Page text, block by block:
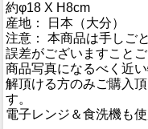
約φ18 X H8cm
産地： 日本（大分）
注意： 本商品は手しご
誤差がございますことご
商品写真になるべく近
解頂ける方のみご購入
す。
電子レンジ＆食洗機も使